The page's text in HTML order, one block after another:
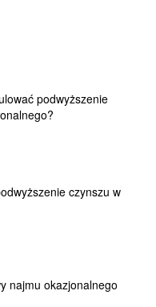
podwyższenie
czynszu w
najmu okazjonalnego